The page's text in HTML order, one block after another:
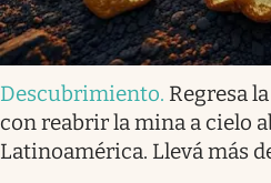
Descubrimiento. Regresa
con reabrir la mina a cielo
Latinoamérica. Llevá más